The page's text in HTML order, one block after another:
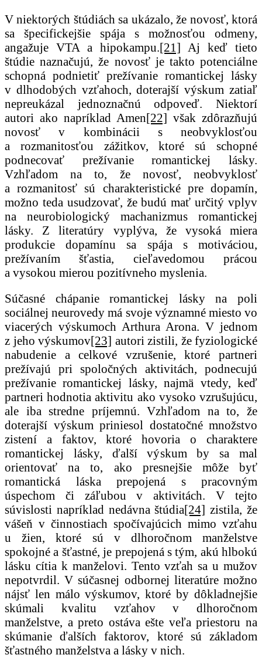
V niektorých štúdiách sa ukázalo, že novosť, ktorá
sa špecifickejšie spája s možnosťou odmeny,
angažuje VTA a hipokampu.[21] Aj keď tieto
štúdie naznačujú, že novosť je takto potenciálne
schopná podnietiť prežívanie romantickej lásky
v dlhodobých vzťahoch, doterajší výskum zatiaľ
nepreukázal jednoznačnú odpoveď. Niektorí
autori ako napríklad Amen[22] však zdôrazňujú
novosť v kombinácii s neobvyklosťou
a rozmanitosťou zážitkov, ktoré sú schopné
podnecovať prežívanie romantickej lásky.
Vzhľadom na to, že novosť, neobvyklosť
a rozmanitosť sú charakteristické pre dopamín,
možno teda usudzovať, že budú mať určitý vplyv
na neurobiologický machanizmus romantickej
lásky. Z literatúry vyplýva, že vysoká miera
produkcie dopamínu sa spája s motiváciou,
prežívaním šťastia, cieľavedomou prácou
a vysokou mierou pozitívneho myslenia.
Súčasné chápanie romantickej lásky na poli
sociálnej neurovedy má svoje významné miesto vo
viacerých výskumoch Arthura Arona. V jednom
z jeho výskumov[23] autori zistili, že fyziologické
nabudenie a celkové vzrušenie, ktoré partneri
prežívajú pri spoločných aktivitách, podnecujú
prežívanie romantickej lásky, najmä vtedy, keď
partneri hodnotia aktivitu ako vysoko vzrušujúcu,
ale iba stredne príjemnú. Vzhľadom na to, že
doterajší výskum priniesol dostatočné množstvo
zistení a faktov, ktoré hovoria o charaktere
romantickej lásky, ďalší výskum by sa mal
orientovať na to, ako presnejšie môže byť
romantická láska prepojená s pracovným
úspechom či záľubou v aktivitách. V tejto
súvislosti napríklad nedávna štúdia[24] zistila, že
vášeň v činnostiach spočívajúcich mimo vzťahu
u žien, ktoré sú v dlhoročnom manželstve
spokojné a šťastné, je prepojená s tým, akú hlbokú
lásku cítia k manželovi. Tento vzťah sa u mužov
nepotvrdil. V súčasnej odbornej literatúre možno
nájsť len málo výskumov, ktoré by dôkladnejšie
skúmali kvalitu vzťahov v dlhoročnom
manželstve, a preto ostáva ešte veľa priestoru na
skúmanie ďalších faktorov, ktoré sú základom
šťastného manželstva a lásky v nich.